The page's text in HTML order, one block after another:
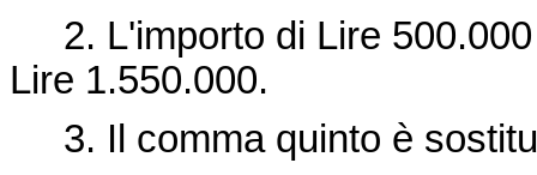
2. L'importo di Lire 500.000
Lire 1.550.000.
3. Il comma quinto è